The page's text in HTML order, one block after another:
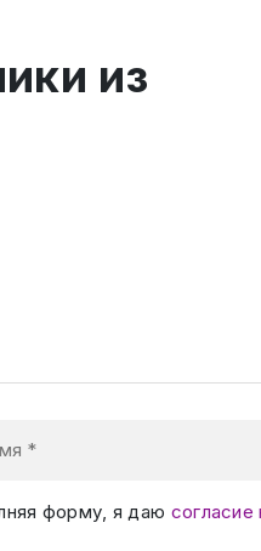
из
форму, я даю